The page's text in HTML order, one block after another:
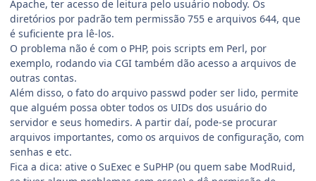
Apache, ter acesso de leitura pelo usuário nobody. Os
diretórios por padrão tem permissão 755 e arquivos 644, que
é suficiente pra lê-los.
O problema não é com o PHP, pois scripts em Perl, por
exemplo, rodando via CGI também dão acesso a arquivos de
outras contas.
Além disso, o fato do arquivo passwd poder ser lido, permite
que alguém possa obter todos os UIDs dos usuário do
servidor e seus homedirs. A partir daí, pode-se procurar
arquivos importantes, como os arquivos de configuração, com
senhas e etc.
Fica a dica: ative o SuExec e SuPHP (ou quem sabe ModRuid,